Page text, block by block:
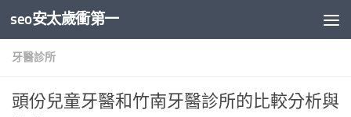
Skip to content
seo安太歲衝第一
牙醫診所
頭份兒童牙醫和竹南牙醫診所的比較分析與